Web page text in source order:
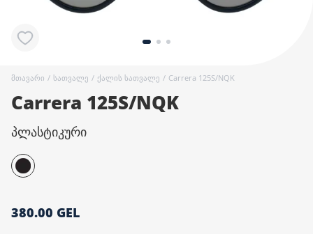
მთავარი / სათვალე / ქალის სათვალე / Carrera 125S/NQK
Carrera 125S/NQK
პლასტიკური
380.00 GEL
კონტაქტური
აქსესუარები
მთავარი გვერდი